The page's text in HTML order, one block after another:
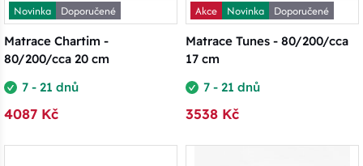
Novinka
Doporučené
Matrace Chartim -
80/200/cca 20 cm
7 - 21 dnů
4087 Kč
Akce Novinka
Doporučené
Matrace Tunes - 80/200/cca
17 cm
7 - 21 dnů
3538 Kč